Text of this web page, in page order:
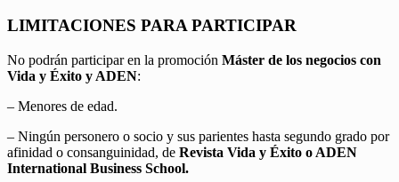
LIMITACIONES PARA PARTICIPAR
No podrán participar en la promoción Máster de los negocios con
Vida y Éxito y ADEN:
– Menores de edad.
– Ningún personero o socio y sus parientes hasta segundo grado por
afinidad o consanguinidad, de Revista Vida y Éxito o ADEN
International Business School.